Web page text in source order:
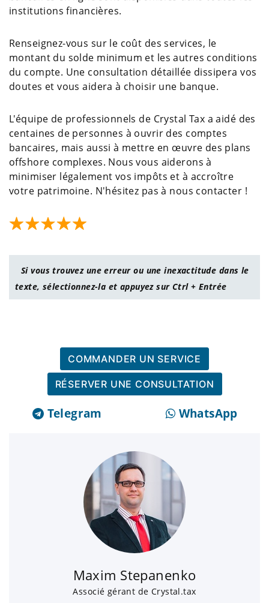
institutions financières.
Renseignez-vous sur le coût des services, le
montant du solde minimum et les autres conditions
du compte. Une consultation détaillée dissipera vos
doutes et vous aidera à choisir une banque.
L'équipe de professionnels de Crystal Tax a aidé des
centaines de personnes à ouvrir des comptes
bancaires, mais aussi à mettre en œuvre des plans
offshore complexes. Nous vous aiderons à
minimiser légalement vos impôts et à accroître
votre patrimoine. N'hésitez pas à nous contacter !
Si vous trouvez une erreur ou une inexactitude dans le
texte, sélectionnez-la et appuyez sur Ctrl + Entrée
COMMANDER UN SERVICE
RÉSERVER UNE CONSULTATION
Telegram WhatsApp
Maxim Stepanenko
Associé gérant de Crystal.tax